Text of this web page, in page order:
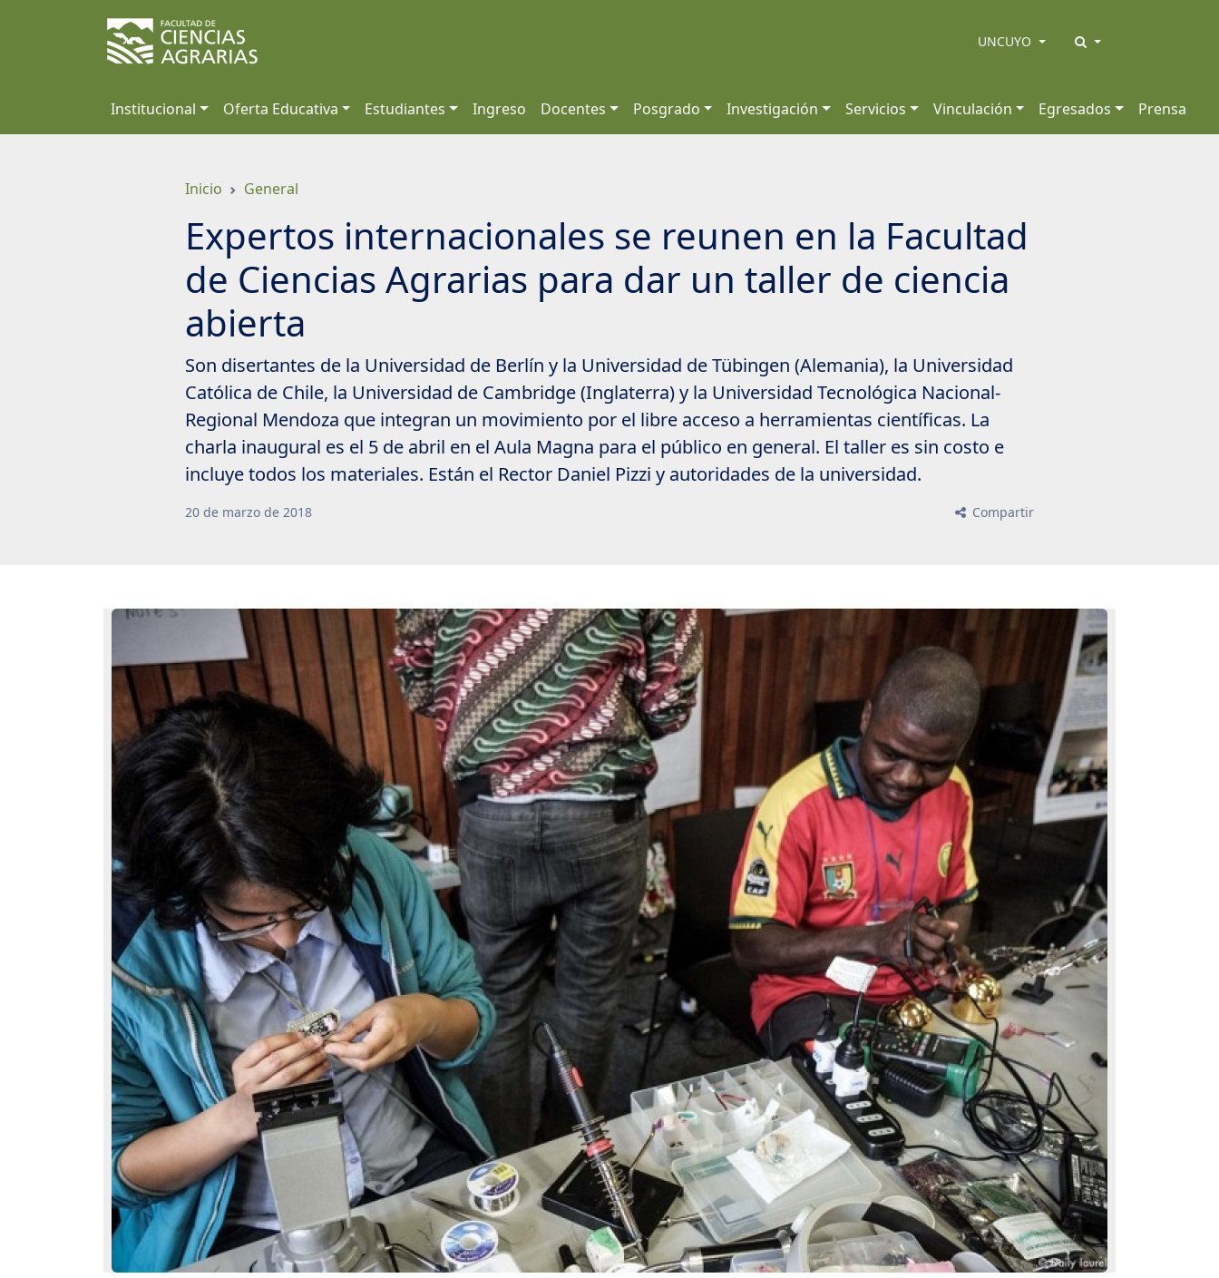
UNCUYO
Institucional Oferta Educativa Estudiantes Ingreso Docentes Posgrado Investigación Servicios Vinculación Egresados Prensa
Inicio General
Expertos internacionales se reunen en la Facultad
de Ciencias Agrarias para dar un taller de ciencia
abierta
Son disertantes de la Universidad de Berlín y la Universidad de Tübingen (Alemania), la Universidad
Católica de Chile, la Universidad de Cambridge (Inglaterra) y la Universidad Tecnológica Nacional-
Regional Mendoza que integran un movimiento por el libre acceso a herramientas científicas. La
charla inaugural es el 5 de abril en el Aula Magna para el público en general. El taller es sin costo e
incluye todos los materiales. Están el Rector Daniel Pizzi y autoridades de la universidad.
20 de marzo de 2018 Compartir